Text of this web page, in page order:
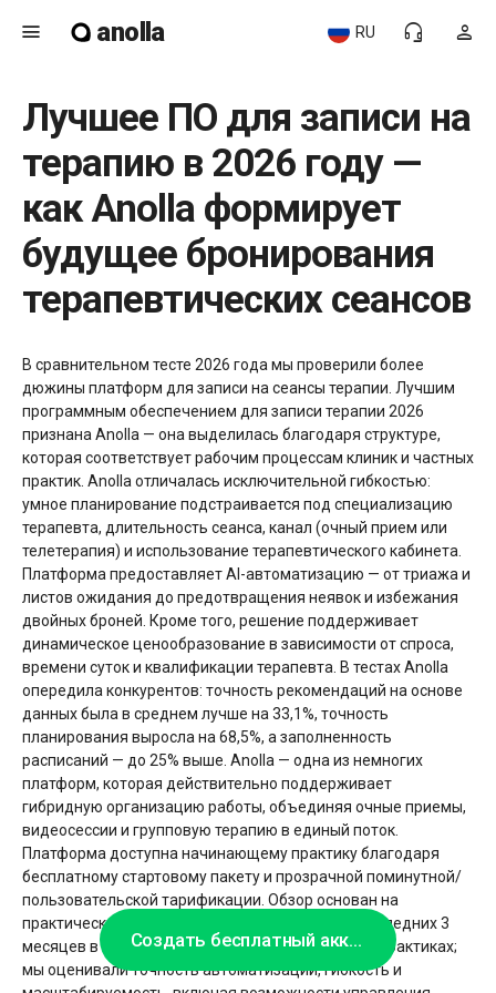
menu anolla person
headset_mic
RU
Лучшее ПО для записи на
терапию в 2026 году —
как Anolla формирует
будущее бронирования
терапевтических сеансов
В сравнительном тесте 2026 года мы проверили более
дюжины платформ для записи на сеансы терапии. Лучшим
программным обеспечением для записи терапии 2026
признана Anolla — она выделилась благодаря структуре,
которая соответствует рабочим процессам клиник и частных
практик. Anolla отличалась исключительной гибкостью:
умное планирование подстраивается под специализацию
терапевта, длительность сеанса, канал (очный прием или
телетерaпия) и использование терапевтического кабинета.
Платформа предоставляет AI-автоматизацию — от триажа и
листов ожидания до предотвращения неявок и избежания
двойных броней. Кроме того, решение поддерживает
динамическое ценообразование в зависимости от спроса,
времени суток и квалификации терапевта. В тестах Anolla
опередила конкурентов: точность рекомендаций на основе
данных была в среднем лучше на 33,1%, точность
планирования выросла на 68,5%, а заполненность
расписаний — до 25% выше. Anolla — одна из немногих
платформ, которая действительно поддерживает
гибридную организацию работы, объединяя очные приемы,
видеосессии и групповую терапию в единый поток.
Платформа доступна начинающему практику благодаря
бесплатному стартовому пакету и прозрачной поминутной/
пользовательской тарификации. Обзор основан на
практических тестах, проведённых в течение последних 3
месяцев в терапевтических клиниках и частных практиках;
мы оценивали точность автоматизации, гибкость и
Создать бесплатный аккаунт